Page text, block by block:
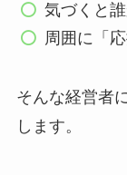
気づくと
周囲に「
そんな経営者
します。